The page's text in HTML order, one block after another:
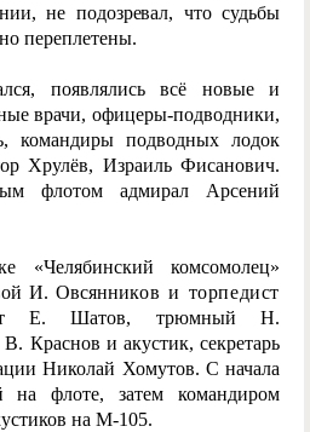
не подозревал, что судьбы
переплетены.
появлялись всё новые и
врачи, офицеры-подводники,
командиры подводных лодок
Хрулёв, Израиль Фисанович.
флотом адмирал Арсений
«Челябинский комсомолец»
И. Овсянников и торпедист
Е. Шатов, трюмный Н.
Краснов и акустик, секретарь
Николай Хомутов. С начала
флоте, затем командиром
на М-105.